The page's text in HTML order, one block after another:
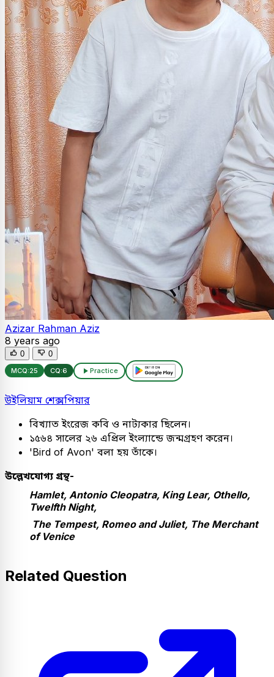
Azizar Rahman Aziz
8 years ago
0 0
MCQ:25 CQ:6 Practice
উইলিয়াম শেক্সপিয়ার
বিখ্যাত ইংরেজ কবি ও নাট্যকার ছিলেন।
১৫৬৪ সালের ২৬ এপ্রিল ইংল্যান্ডে জন্মগ্রহণ করেন।
'Bird of Avon' বলা হয় তাঁকে।
উল্লেখযোগ্য গ্রন্থ-
Hamlet, Antonio Cleopatra, King Lear, Othello,
Twelfth Night,
The Tempest, Romeo and Juliet, The Merchant
of Venice
Related Question